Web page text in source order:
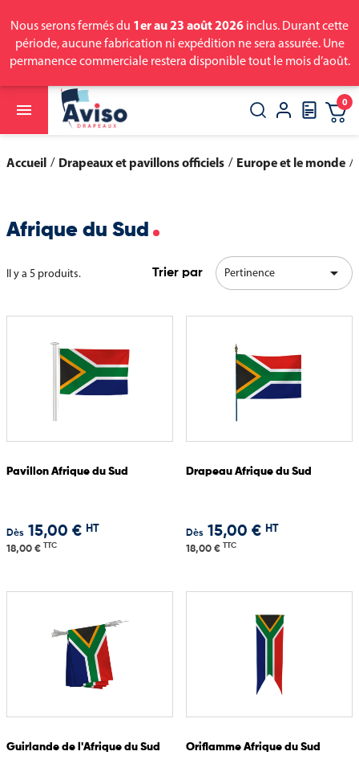
Nous serons fermés du 1er au 23 août 2026 inclus. Durant cette
période, aucune fabrication ni expédition ne sera assurée. Une
permanence commerciale restera disponible tout le mois d’août.
 0
search
Accueil Drapeaux et pavillons officiels Europe et le monde
Afrique du Sud
Il y a 5 produits. Trier par Pertinence 
Pavillon Afrique du Sud
Dès 15,00 € HT
18,00 € TTC
Drapeau Afrique du Sud
Dès 15,00 € HT
18,00 € TTC
Guirlande de l'Afrique du Sud Oriflamme Afrique du Sud